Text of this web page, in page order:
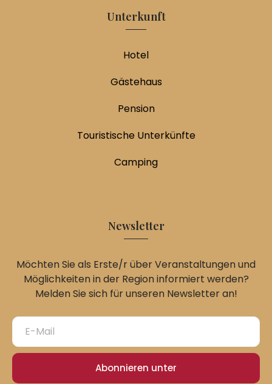
Unterkunft
Hotel
Gästehaus
Pension
Touristische Unterkünfte
Camping
Newsletter
Möchten Sie als Erste/r über Veranstaltungen und
Möglichkeiten in der Region informiert werden?
Melden Sie sich für unseren Newsletter an!
Abonnieren unter